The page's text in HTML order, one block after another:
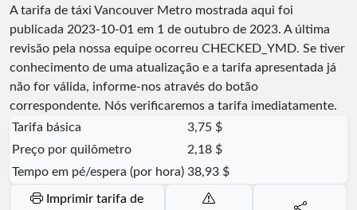
A tarifa de táxi Vancouver Metro mostrada aqui foi
publicada 2023-10-01 em 1 de outubro de 2023. A última
revisão pela nossa equipe ocorreu CHECKED_YMD. Se tiver
conhecimento de uma atualização e a tarifa apresentada já
não for válida, informe-nos através do botão
correspondente. Nós verificaremos a tarifa imediatamente.
Tarifa básica
3,75 $
Preço por quilômetro
2,18 $
Tempo em pé/espera (por hora) 38,93 $